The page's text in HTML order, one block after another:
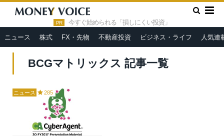
PR 今すぐ始められる「損しにくい投資」
ニュース 株式 FX・先物 不動産投資 ビジネス・ライフ 人気連
HOME » BCGマトリックス
BCGマトリックス 記事一覧
ニュース 285